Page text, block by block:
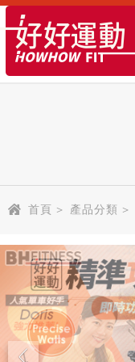
首頁 > 產品分類 >